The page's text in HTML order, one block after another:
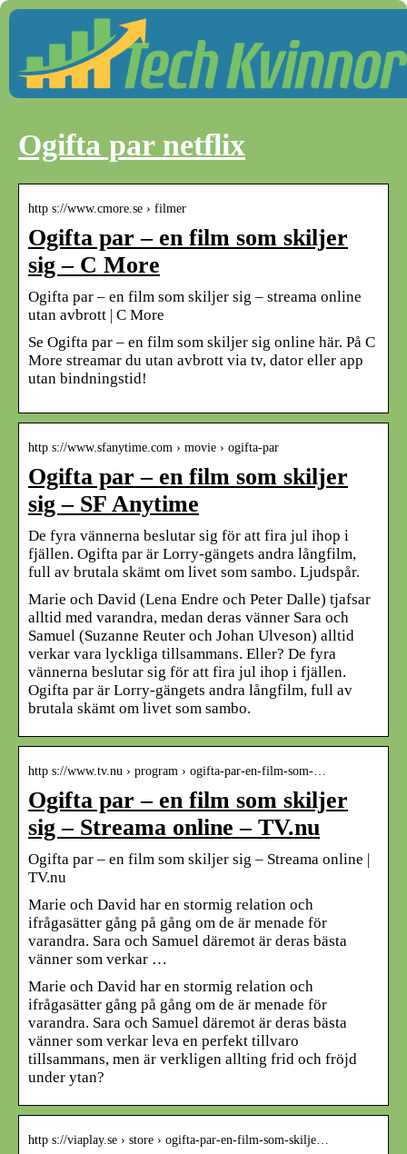
Ogifta par netflix
http s://www.cmore.se › filmer
Ogifta par – en film som skiljer
sig – C More
Ogifta par – en film som skiljer sig – streama online
utan avbrott | C More
Se Ogifta par – en film som skiljer sig online här. På C
More streamar du utan avbrott via tv, dator eller app
utan bindningstid!
http s://www.sfanytime.com › movie › ogifta-par
Ogifta par – en film som skiljer
sig – SF Anytime
De fyra vännerna beslutar sig för att fira jul ihop i
fjällen. Ogifta par är Lorry-gängets andra långfilm,
full av brutala skämt om livet som sambo. Ljudspår.
Marie och David (Lena Endre och Peter Dalle) tjafsar
alltid med varandra, medan deras vänner Sara och
Samuel (Suzanne Reuter och Johan Ulveson) alltid
verkar vara lyckliga tillsammans. Eller? De fyra
vännerna beslutar sig för att fira jul ihop i fjällen.
Ogifta par är Lorry-gängets andra långfilm, full av
brutala skämt om livet som sambo.
http s://www.tv.nu › program › ogifta-par-en-film-som-…
Ogifta par – en film som skiljer
sig – Streama online – TV.nu
Ogifta par – en film som skiljer sig – Streama online |
TV.nu
Marie och David har en stormig relation och
ifrågasätter gång på gång om de är menade för
varandra. Sara och Samuel däremot är deras bästa
vänner som verkar …
Marie och David har en stormig relation och
ifrågasätter gång på gång om de är menade för
varandra. Sara och Samuel däremot är deras bästa
vänner som verkar leva en perfekt tillvaro
tillsammans, men är verkligen allting frid och fröjd
under ytan?
http s://viaplay.se › store › ogifta-par-en-film-som-skilje…